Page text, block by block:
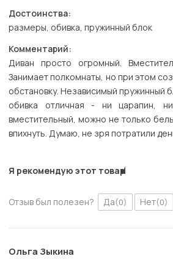
Достоинства:
размеры, обивка, пружинный блок
Комментарий:
Диван просто огромный.
Занимает полкомнаты, но при этом
обстановку. Независимый пружинный
обивка отличная - ни царапин,
вместительный, можно не только
впихнуть. Думаю, не зря потратили
Я рекомендую этот товар
Отзыв был полезен? Да(0) Нет(0)
Ольга Зыкина